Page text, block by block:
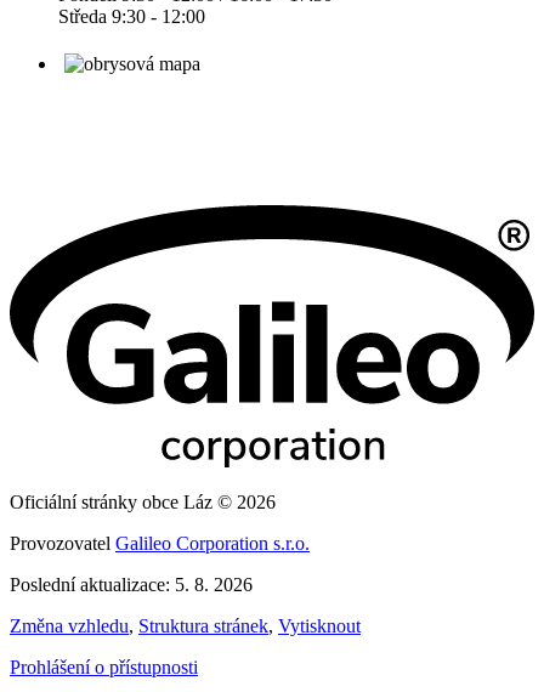
Středa 9:30 - 12:00
Oficiální stránky obce Láz © 2026
Provozovatel Galileo Corporation s.r.o.
Poslední aktualizace: 5. 8. 2026
Změna vzhledu, Struktura stránek, Vytisknout
Prohlášení o přístupnosti